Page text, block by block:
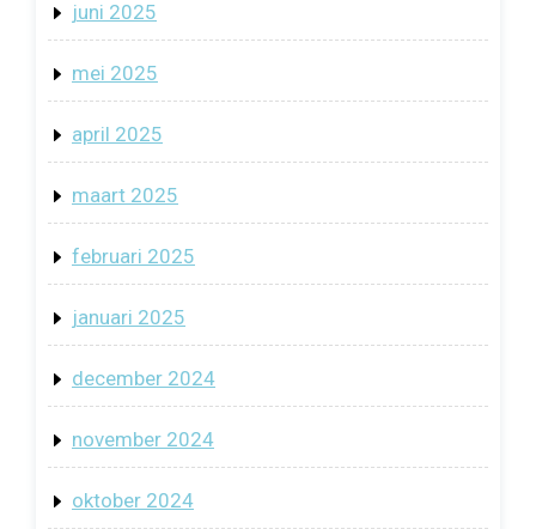
juni 2025
mei 2025
april 2025
maart 2025
februari 2025
januari 2025
december 2024
november 2024
oktober 2024